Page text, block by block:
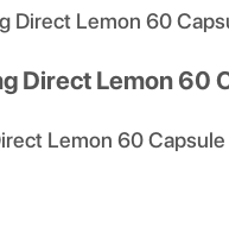
Direct Lemon 60
Direct Lemon 60